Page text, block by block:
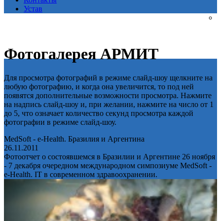
Устав
Фотогалерея АРМИТ
Для просмотра фотографий в режиме слайд-шоу щелкните на
любую фотографию, и когда она увеличится, то под ней
появятся дополнительные возможности просмотра. Нажмите
на надпись слайд-шоу и, при желании, нажмите на число от 1
до 5, что означает количество секунд просмотра каждой
фотографии в режиме слайд-шоу.
MedSoft - e-Health. Бразилия и Аргентина
26.11.2011
Фотоотчет о состоявшемся в Бразилии и Аргентине 26 ноября
- 7 декабря очередном международном симпозиуме MedSoft -
e-Health. IT в современном здравоохранении.